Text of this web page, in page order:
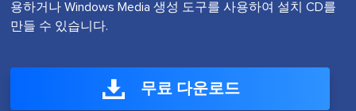
용하거나 Windows Media 생성 도구를 사용하여 설치 CD를
만들 수 있습니다.
무료 다운로드